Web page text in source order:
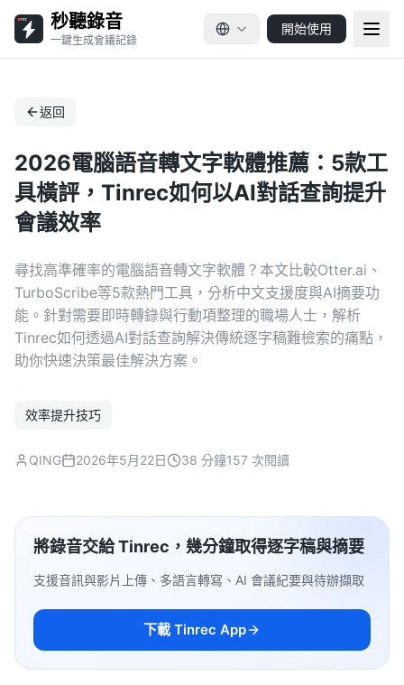
秒聽錄音
一鍵生成會議記錄
開始使用
返回
2026電腦語音轉文字軟體推薦：5款工
具橫評，Tinrec如何以AI對話查詢提升
會議效率
尋找高準確率的電腦語音轉文字軟體？本文比較Otter.ai、
TurboScribe等5款熱門工具，分析中文支援度與AI摘要功
能。針對需要即時轉錄與行動項整理的職場人士，解析
Tinrec如何透過AI對話查詢解決傳統逐字稿難檢索的痛點，
助你快速決策最佳解決方案。
效率提升技巧
QING 2026年5月22日 38 分鐘157 次閱讀
將錄音交給 Tinrec，幾分鐘取得逐字稿與摘要
支援音訊與影片上傳、多語言轉寫、AI 會議紀要與待辦擷取
下載 Tinrec App